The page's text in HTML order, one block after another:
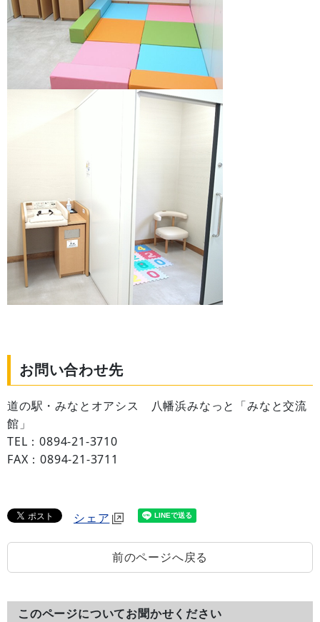
お問い合わせ先
道の駅・みなとオアシス 八幡浜みなっと「みなと交流
館」
TEL：0894-21-3710
FAX：0894-21-3711
シェア
前のページへ戻る
このページについてお聞かせください